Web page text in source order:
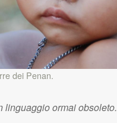
dei Penan.
linguaggio ormai obsoleto.